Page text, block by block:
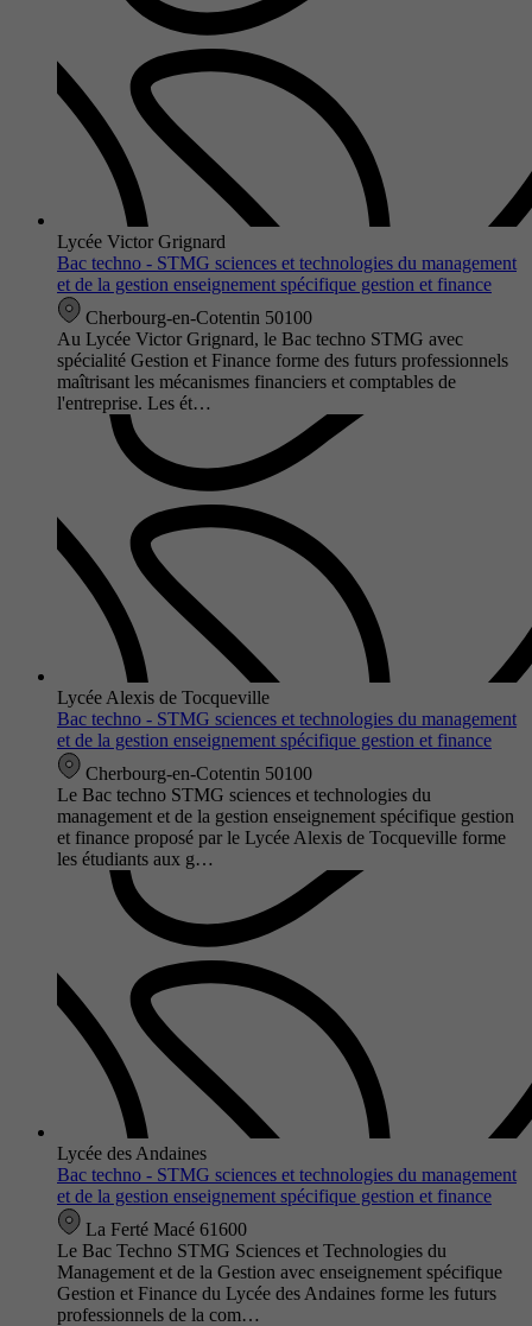
Lycée Victor Grignard
Bac techno - STMG sciences et technologies du management
et de la gestion enseignement spécifique gestion et finance
Cherbourg-en-Cotentin 50100
Au Lycée Victor Grignard, le Bac techno STMG avec
spécialité Gestion et Finance forme des futurs professionnels
maîtrisant les mécanismes financiers et comptables de
l'entreprise. Les ét…
Lycée Alexis de Tocqueville
Bac techno - STMG sciences et technologies du management
et de la gestion enseignement spécifique gestion et finance
Cherbourg-en-Cotentin 50100
Le Bac techno STMG sciences et technologies du
management et de la gestion enseignement spécifique gestion
et finance proposé par le Lycée Alexis de Tocqueville forme
les étudiants aux g…
Lycée des Andaines
Bac techno - STMG sciences et technologies du management
et de la gestion enseignement spécifique gestion et finance
La Ferté Macé 61600
Le Bac Techno STMG Sciences et Technologies du
Management et de la Gestion avec enseignement spécifique
Gestion et Finance du Lycée des Andaines forme les futurs
professionnels de la com…